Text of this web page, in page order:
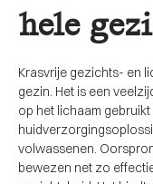
hele
Krasvrije gezichts- en
gezin. Het is een
op het lichaam
volwassenen.
bewezen net zo